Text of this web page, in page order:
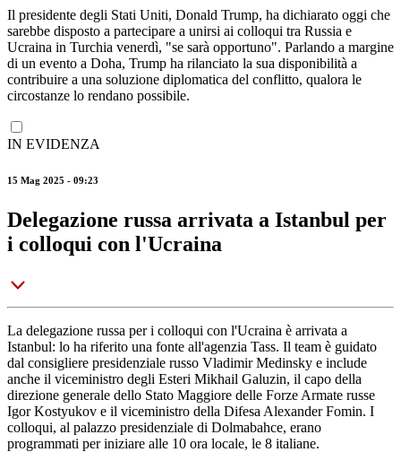
Il presidente degli Stati Uniti, Donald Trump, ha dichiarato oggi che
sarebbe disposto a partecipare a unirsi ai colloqui tra Russia e
Ucraina in Turchia venerdì, "se sarà opportuno". Parlando a margine
di un evento a Doha, Trump ha rilanciato la sua disponibilità a
contribuire a una soluzione diplomatica del conflitto, qualora le
circostanze lo rendano possibile.
IN EVIDENZA
15 Mag 2025 - 09:23
Delegazione russa arrivata a Istanbul per
i colloqui con l'Ucraina
La delegazione russa per i colloqui con l'Ucraina è arrivata a
Istanbul: lo ha riferito una fonte all'agenzia Tass. Il team è guidato
dal consigliere presidenziale russo Vladimir Medinsky e include
anche il viceministro degli Esteri Mikhail Galuzin, il capo della
direzione generale dello Stato Maggiore delle Forze Armate russe
Igor Kostyukov e il viceministro della Difesa Alexander Fomin. I
colloqui, al palazzo presidenziale di Dolmabahce, erano
programmati per iniziare alle 10 ora locale, le 8 italiane.